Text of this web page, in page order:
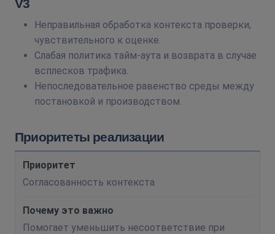
V3
Неправильная обработка контекста проверки,
чувствительного к оценке.
Слабая политика тайм-аута и возврата в случае
всплесков трафика.
Непоследовательное равенство среды между
постановкой и производством.
Приоритеты реализации
Согласованность контекста
Помогает уменьшить несоответствие при